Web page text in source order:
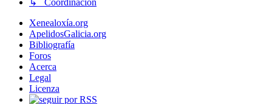
↳ Coordinación
Xenealoxía.org
ApelidosGalicia.org
Bibliografía
Foros
Acerca
Legal
Licenza